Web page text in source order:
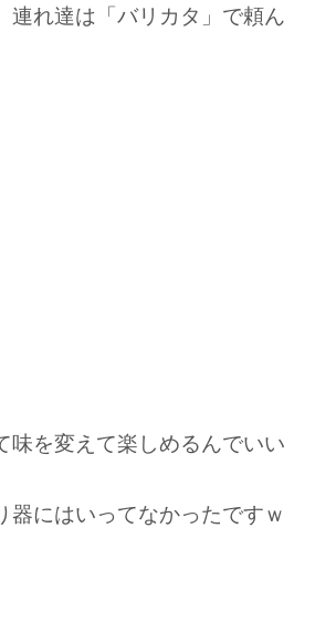
連れ達は「バリカタ」で頼ん
を変えて楽しめるんでいい
にはいってなかったですｗ